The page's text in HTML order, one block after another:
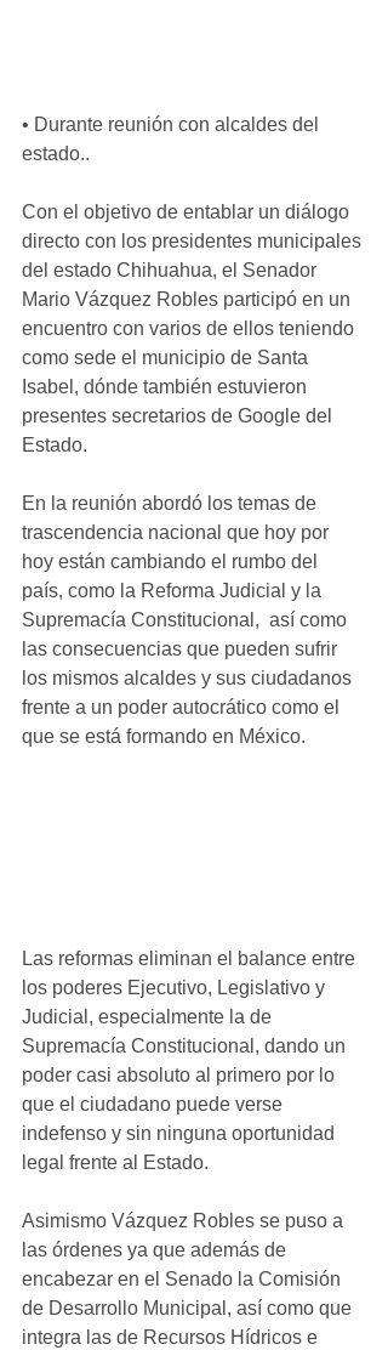
• Durante reunión con alcaldes del
estado..
Con el objetivo de entablar un diálogo
directo con los presidentes municipales
del estado Chihuahua, el Senador
Mario Vázquez Robles participó en un
encuentro con varios de ellos teniendo
como sede el municipio de Santa
Isabel, dónde también estuvieron
presentes secretarios de Google del
Estado.
En la reunión abordó los temas de
trascendencia nacional que hoy por
hoy están cambiando el rumbo del
país, como la Reforma Judicial y la
Supremacía Constitucional,  así como
las consecuencias que pueden sufrir
los mismos alcaldes y sus ciudadanos
frente a un poder autocrático como el
que se está formando en México.
Las reformas eliminan el balance entre
los poderes Ejecutivo, Legislativo y
Judicial, especialmente la de
Supremacía Constitucional, dando un
poder casi absoluto al primero por lo
que el ciudadano puede verse
indefenso y sin ninguna oportunidad
legal frente al Estado.
Asimismo Vázquez Robles se puso a
las órdenes ya que además de
encabezar en el Senado la Comisión
de Desarrollo Municipal, así como que
integra las de Recursos Hídricos e